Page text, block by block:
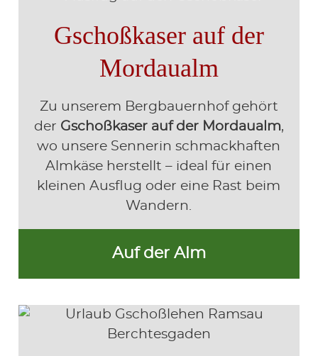
Gschoßkaser auf der
Mordaualm
Zu unserem Bergbauernhof gehört
der Gschoßkaser auf der Mordaualm,
wo unsere Sennerin schmackhaften
Almkäse herstellt – ideal für einen
kleinen Ausflug oder eine Rast beim
Wandern.
Auf der Alm